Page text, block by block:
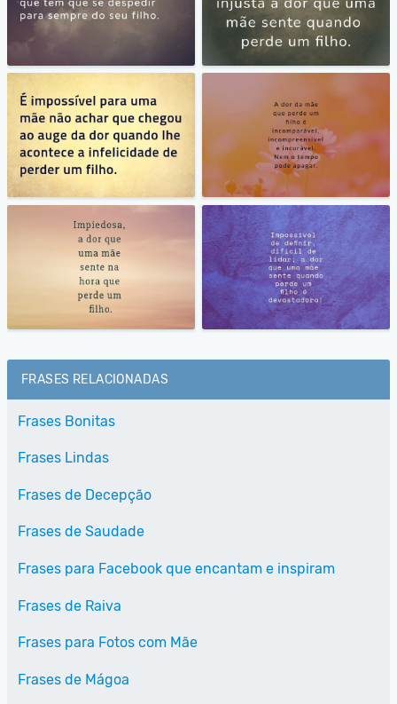
FRASES RELACIONADAS
Frases Bonitas
Frases Lindas
Frases de Decepção
Frases de Saudade
Frases para Facebook que encantam e inspiram
Frases de Raiva
Frases para Fotos com Mãe
Frases de Mágoa